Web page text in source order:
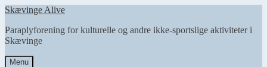
Spring
navigation
Spring
indhold
Skævinge Alive
Paraplyforening for kulturelle og andre ikke-sportslige aktiviteter i
Skævinge
Menu